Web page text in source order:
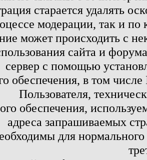
старается удалять
модерации, так и по
может происходить с
сайта и
сервер с помощью
обеспечения, в том
Пользователя,
обеспечения,
адреса запрашиваемых
для